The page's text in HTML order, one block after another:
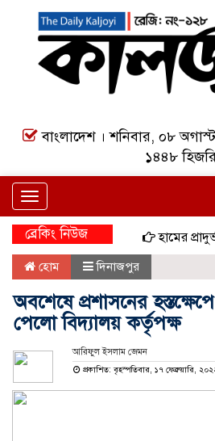
বাংলাদেশ । শনিবার, ০৮
১৪৪৮
Toggle
navigation
ব্রেকিং নিউজ হামের
হোম দিনাজপুর
অবশেষে প্রশাসনের
পেলো বিদ্যালয় কর্তৃপক্ষ
আরিফুল ইসলাম জেমন
প্রকাশিত: বৃহস্পতিবার, ১৭ ফেব্রুয়ারি,